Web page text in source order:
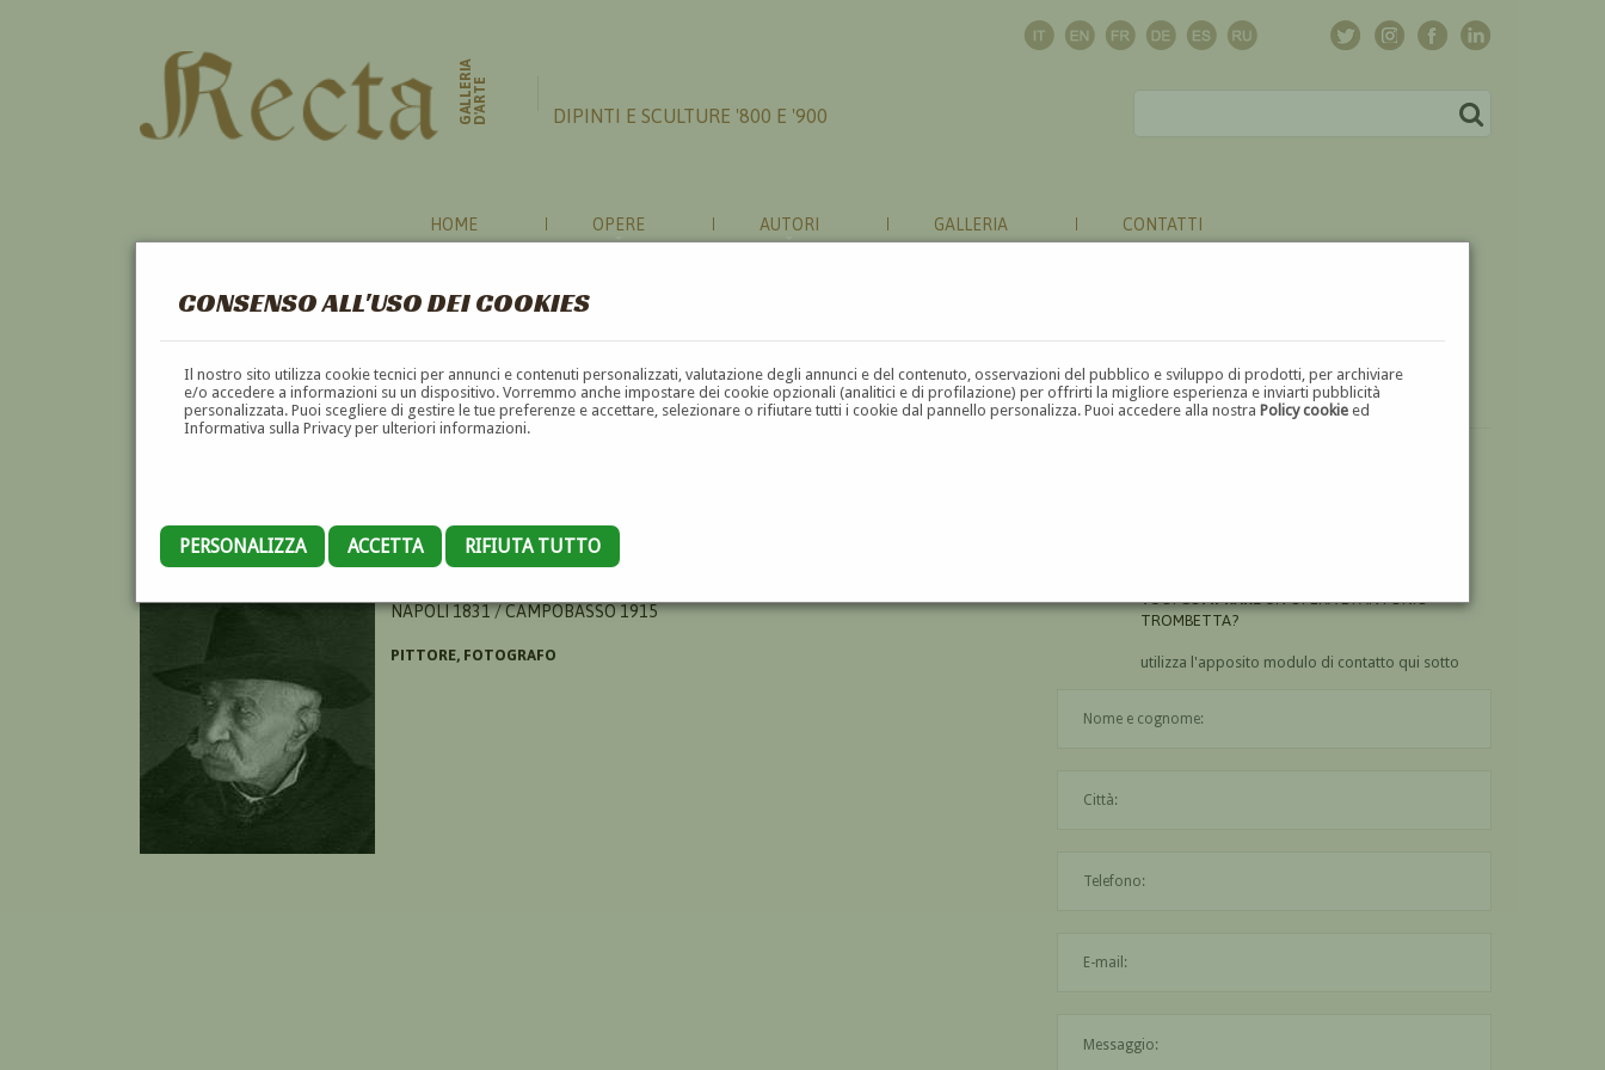
CONSENSO ALL'USO DEI COOKIES
Il nostro sito utilizza cookie tecnici per annunci e contenuti personalizzati, valutazione degli annunci e del contenuto, osservazioni del pubblico e sviluppo di prodotti, per archiviare
e/o accedere a informazioni su un dispositivo. Vorremmo anche impostare dei cookie opzionali (analitici e di profilazione) per offrirti la migliore esperienza e inviarti pubblicità
personalizzata. Puoi scegliere di gestire le tue preferenze e accettare, selezionare o rifiutare tutti i cookie dal pannello personalizza. Puoi accedere alla nostraPolicy cookie ed
Informativa sulla Privacy per ulteriori informazioni.
PERSONALIZZA ACCETTA RIFIUTA TUTTO
GALLERIAD'ARTE DIPINTI E SCULTURE '800 E '900
HOME OPERE AUTORI GALLERIA CONTATTI
ANTONIO TROMBETTA
NAPOLI 1831 / CAMPOBASSO 1915
PITTORE, FOTOGRAFO
VUOICOMPRAREUN'OPERA DI ANTONIO
TROMBETTA?
utilizza l'apposito modulo di contatto qui sotto